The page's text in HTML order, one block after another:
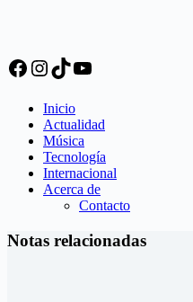
Facebook
Instagram
TikTok
YouTube
Inicio
Actualidad
Música
Tecnología
Internacional
Acerca de
Contacto
Notas relacionadas